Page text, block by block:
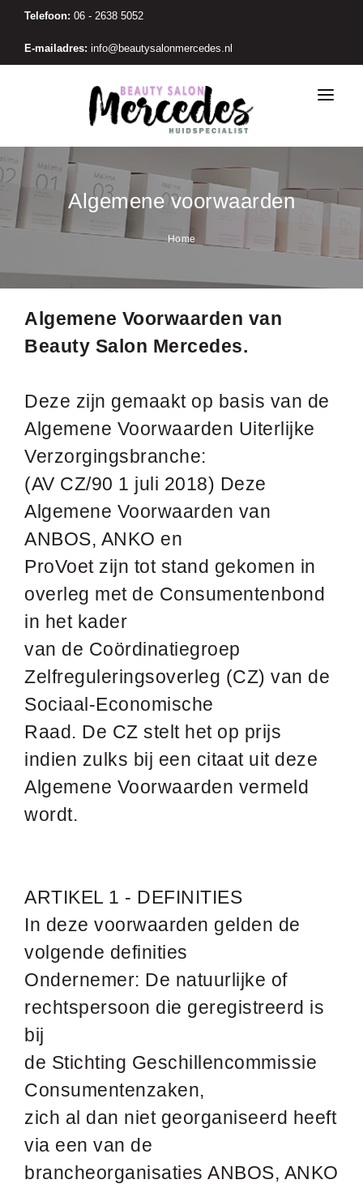
Telefoon: 06 - 2638 5052
E-mailadres: info@beautysalonmercedes.nl
DE SALON
BEHANDELINGEN
PRIJSLIJST
MANNEN
CONTACT
Algemene voorwaarden
Home
Algemene Voorwaarden van
Beauty Salon Mercedes.
Deze zijn gemaakt op basis van de
Algemene Voorwaarden Uiterlijke
Verzorgingsbranche:
(AV CZ/90 1 juli 2018) Deze
Algemene Voorwaarden van
ANBOS, ANKO en
ProVoet zijn tot stand gekomen in
overleg met de Consumentenbond
in het kader
van de Coördinatiegroep
Zelfreguleringsoverleg (CZ) van de
Sociaal-Economische
Raad. De CZ stelt het op prijs
indien zulks bij een citaat uit deze
Algemene Voorwaarden vermeld
wordt.
ARTIKEL 1 - DEFINITIES
In deze voorwaarden gelden de
volgende definities
Ondernemer: De natuurlijke of
rechtspersoon die geregistreerd is
bij
de Stichting Geschillencommissie
Consumentenzaken,
zich al dan niet georganiseerd heeft
via een van de
brancheorganisaties ANBOS, ANKO